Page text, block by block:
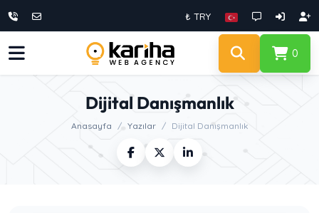
₺ TRY
0
Dijital Danışmanlık
Anasayfa Yazılar Dijital Danışmanlık